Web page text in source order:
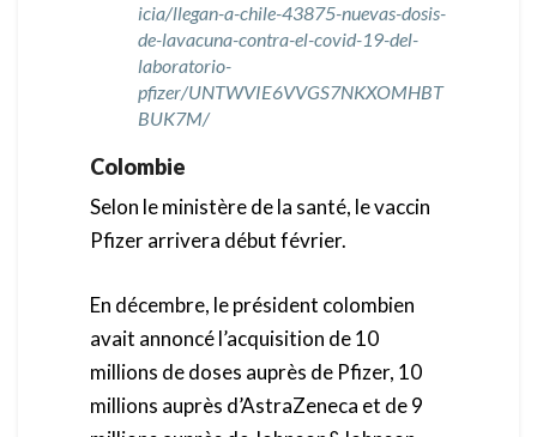
icia/llegan-a-chile-43875-nuevas-dosis-
de-lavacuna-contra-el-covid-19-del-
laboratorio-
pfizer/UNTWVIE6VVGS7NKXOMHBT
BUK7M/
Colombie
Selon le ministère de la santé, le vaccin
Pfizer arrivera début février.
En décembre, le président colombien
avait annoncé l’acquisition de 10
millions de doses auprès de Pfizer, 10
millions auprès d’AstraZeneca et de 9